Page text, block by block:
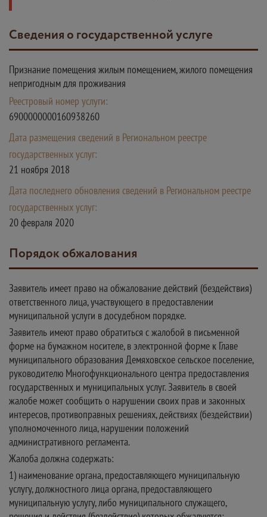
Сведения о государственной услуге
Признание помещения жилым помещением, жилого помещения
непригодным для проживания
Реестровый номер услуги:
6900000000160938260
Дата размещения сведений в Региональном реестре
государственных услуг:
21 ноября 2018
Дата последнего обновления сведений в Региональном реестре
государственных услуг:
20 февраля 2020
Порядок обжалования
Заявитель имеет право на обжалование действий (бездействия)
ответственного лица, участвующего в предоставлении
муниципальной услуги в досудебном порядке.
Заявитель имеют право обратиться с жалобой в письменной
форме на бумажном носителе, в электронной форме к Главе
муниципального образования Демяховское сельское поселение,
руководителю Многофункционального центра предоставления
государственных и муниципальных услуг. Заявитель в своей
жалобе может сообщить о нарушении своих прав и законных
интересов, противоправных решениях, действиях (бездействии)
уполномоченного лица, нарушении положений
административного регламента.
Жалоба должна содержать:
1) наименование органа, предоставляющего муниципальную
услугу, должностного лица органа, предоставляющего
муниципальную услугу, либо муниципального служащего,